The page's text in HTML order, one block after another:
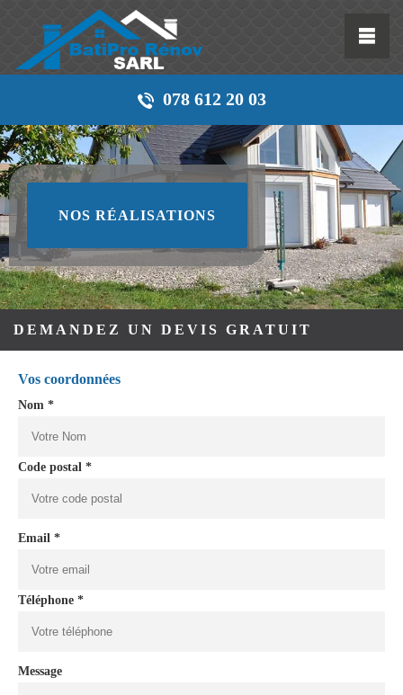
078 612 20 03
NOS RÉALISATIONS
DEMANDEZ UN DEVIS GRATUIT
Vos coordonnées
Nom *
Code postal *
Email *
Téléphone *
Message